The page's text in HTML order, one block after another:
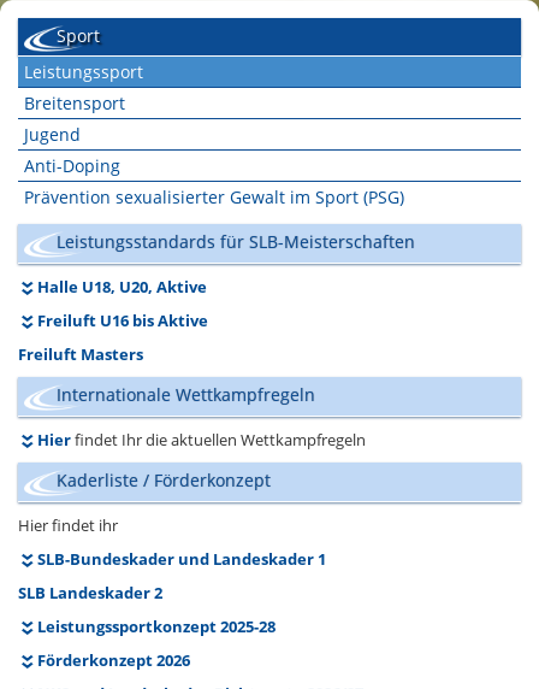
Sport
Leistungssport
Breitensport
Jugend
Anti-Doping
Prävention sexualisierter Gewalt im Sport (PSG)
Leistungsstandards für SLB-Meisterschaften
Halle U18, U20, Aktive
Freiluft U16 bis Aktive
Freiluft Masters
Internationale Wettkampfregeln
Hierfindet Ihr die aktuellen Wettkampfregeln
Kaderliste / Förderkonzept
Hier findet ihr
SLB-Bundeskader und Landeskader 1
SLB Landeskader 2
Leistungssportkonzept 2025-28
Förderkonzept 2026